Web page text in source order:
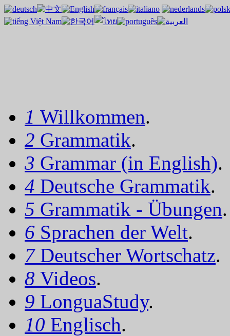
1 Willkommen.
2 Grammatik.
3 Grammar (in English).
4 Deutsche Grammatik.
5 Grammatik - Übungen.
6 Sprachen der Welt.
7 Deutscher Wortschatz.
8 Videos.
9 LonguaStudy.
10 Englisch.